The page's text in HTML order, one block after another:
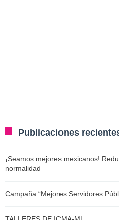
Publicaciones
¡Seamos mejores mexicanos!
normalidad
Campaña “Mejores Servidores